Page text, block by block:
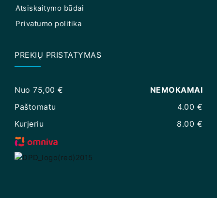
Atsiskaitymo būdai
Privatumo politika
PREKIŲ PRISTATYMAS
Nuo 75,00 €
NEMOKAMAI
Paštomatu
4.00 €
Kurjeriu
8.00 €